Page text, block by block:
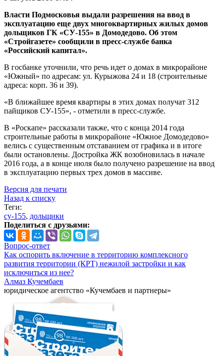
Власти Подмосковья выдали разрешения на ввод в
эксплуатацию еще двух многоквартирных жилых домов
дольщиков ГК «СУ-155» в Домодедово. Об этом
«Стройгазете» сообщили в пресс-службе банка
«Российский капитал».
В госбанке уточнили, что речь идет о домах в микрорайоне
«Южный» по адресам: ул. Курыжова 24 и 18 (строительные
адреса: корп. 36 и 39).
«В ближайшее время квартиры в этих домах получат 312
пайщиков СУ-155», - отметили в пресс-службе.
В «Роскапе» рассказали также, что с конца 2014 года
строительные работы в микрорайоне «Южное Домодедово»
велись с существенным отставанием от графика и в итоге
были остановлены. Достройка ЖК возобновилась в начале
2016 года, а в конце июля было получено разрешение на ввод
в эксплуатацию первых трех домов в массиве.
Версия для печати
Назад к списку
Теги:
су-155, дольщики
Поделиться с друзьями:
Вопрос-ответ
Как оспорить включение в территорию комплексного
развития территории (КРТ) нежилой застройки и как
исключиться из нее?
Алмаз Кучембаев
юридическое агентство «Кучембаев и партнеры»